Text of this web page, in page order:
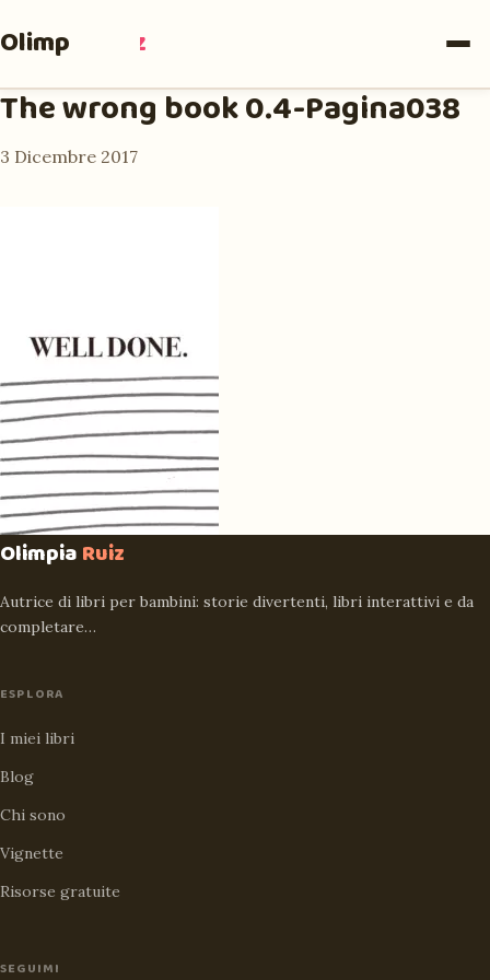
Olimpia Ruiz
The wrong book 0.4-Pagina038
3 Dicembre 2017
OlimpiaRuiz
Autrice di libri per bambini: storie divertenti, libri interattivi e da
completare…
ESPLORA
I miei libri
Blog
Chi sono
Vignette
Risorse gratuite
SEGUIMI